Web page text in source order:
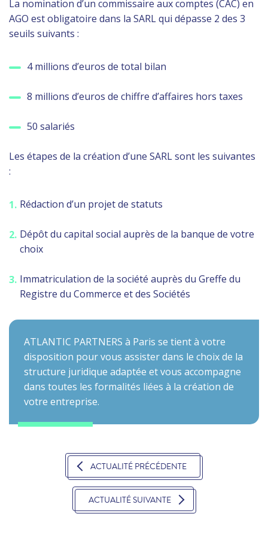
La nomination d’un commissaire aux comptes (CAC) en
AGO est obligatoire dans la SARL qui dépasse 2 des 3
seuils suivants :
4 millions d’euros de total bilan
8 millions d’euros de chiffre d’affaires hors taxes
50 salariés
Les étapes de la création d’une SARL sont les suivantes
:
Rédaction d’un projet de statuts
Dépôt du capital social auprès de la banque de votre
choix
Immatriculation de la société auprès du Greffe du
Registre du Commerce et des Sociétés
ATLANTIC PARTNERS à Paris se tient à votre
disposition pour vous assister dans le choix de la
structure juridique adaptée et vous accompagne
dans toutes les formalités liées à la création de
votre entreprise.
ACTUALITÉ PRÉCÉDENTE
ACTUALITÉ SUIVANTE